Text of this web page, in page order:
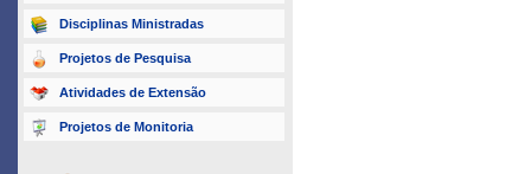
Disciplinas Ministradas
Projetos de Pesquisa
Atividades de Extensão
Projetos de Monitoria